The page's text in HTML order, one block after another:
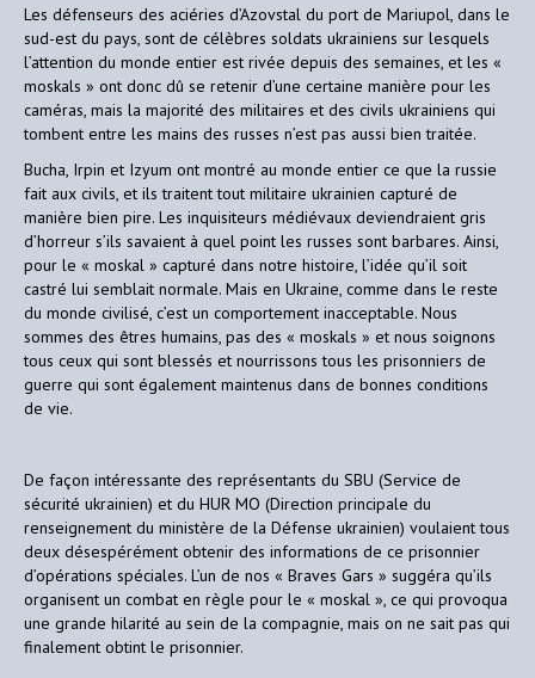
Les défenseurs des aciéries d’Azovstal du port de Mariupol, dans le
sud-est du pays, sont de célèbres soldats ukrainiens sur lesquels
l’attention du monde entier est rivée depuis des semaines, et les «
moskals » ont donc dû se retenir d’une certaine manière pour les
caméras, mais la majorité des militaires et des civils ukrainiens qui
tombent entre les mains des russes n’est pas aussi bien traitée.
Bucha, Irpin et Izyum ont montré au monde entier ce que la russie
fait aux civils, et ils traitent tout militaire ukrainien capturé de
manière bien pire. Les inquisiteurs médiévaux deviendraient gris
d’horreur s’ils savaient à quel point les russes sont barbares. Ainsi,
pour le « moskal » capturé dans notre histoire, l’idée qu’il soit
castré lui semblait normale. Mais en Ukraine, comme dans le reste
du monde civilisé, c’est un comportement inacceptable. Nous
sommes des êtres humains, pas des « moskals » et nous soignons
tous ceux qui sont blessés et nourrissons tous les prisonniers de
guerre qui sont également maintenus dans de bonnes conditions
de vie.
De façon intéressante des représentants du SBU (Service de
sécurité ukrainien) et du HUR MO (Direction principale du
renseignement du ministère de la Défense ukrainien) voulaient tous
deux désespérément obtenir des informations de ce prisonnier
d’opérations spéciales. L’un de nos « Braves Gars » suggéra qu’ils
organisent un combat en règle pour le « moskal », ce qui provoqua
une grande hilarité au sein de la compagnie, mais on ne sait pas qui
finalement obtint le prisonnier.